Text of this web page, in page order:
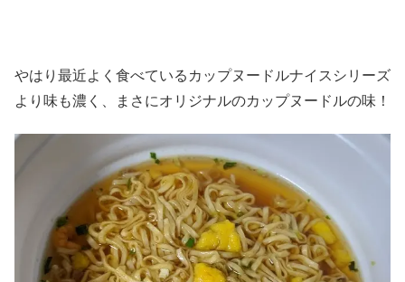
やはり最近よく食べているカップヌードルナイスシリーズ
より味も濃く、まさにオリジナルのカップヌードルの味！